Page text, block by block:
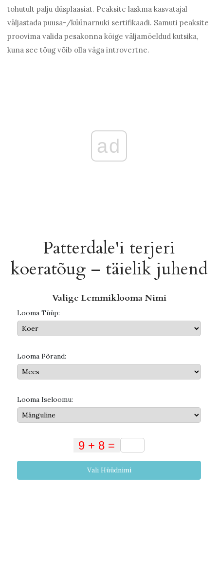
tohutult palju düsplaasiat. Peaksite laskma kasvatajal
väljastada puusa-/küünarnuki sertifikaadi. Samuti peaksite
proovima valida pesakonna kõige väljamõeldud kutsika,
kuna see tõug võib olla väga introvertne.
ad
Patterdale'i terjeri
koeratõug – täielik juhend
Valige Lemmiklooma Nimi
Looma Tüüp:
Looma Põrand:
Looma Iseloomu:
Vali Hüüdnimi